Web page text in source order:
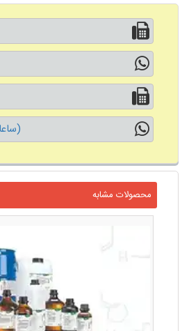
(ساعات تماس 24ساعت)
محصولات مشابه